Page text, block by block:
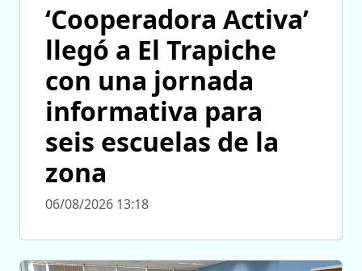
‘Cooperadora Activa’
llegó a El Trapiche
con una jornada
informativa para
seis escuelas de la
zona
06/08/2026 13:18